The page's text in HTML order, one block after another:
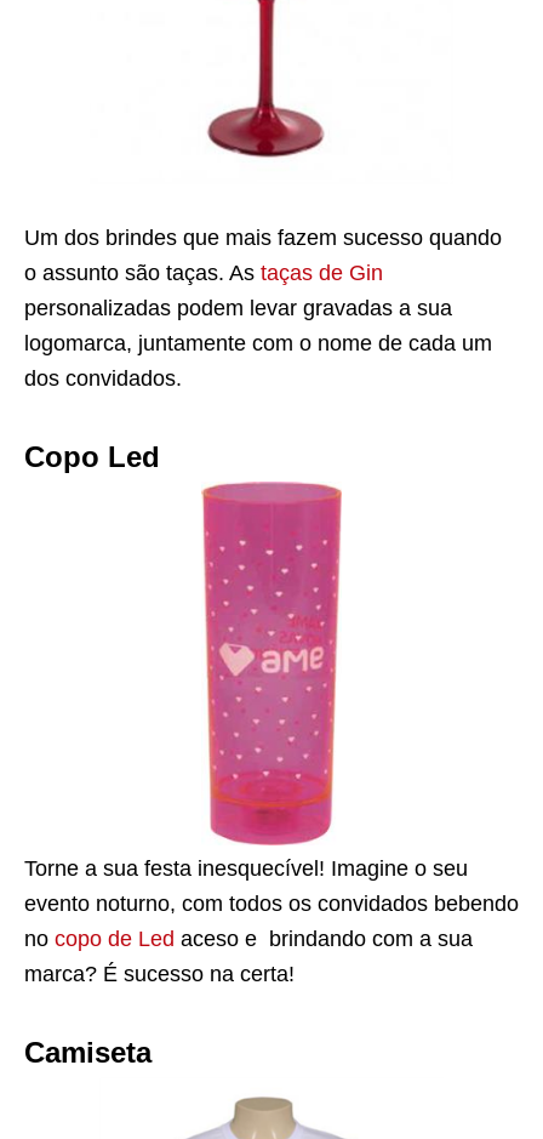
Um dos brindes que mais fazem sucesso quando
o assunto são taças. As taças de Gin
personalizadas podem levar gravadas a sua
logomarca, juntamente com o nome de cada um
dos convidados.
Copo Led
Torne a sua festa inesquecível! Imagine o seu
evento noturno, com todos os convidados bebendo
no copo de Led aceso e brindando com a sua
marca? É sucesso na certa!
Camiseta